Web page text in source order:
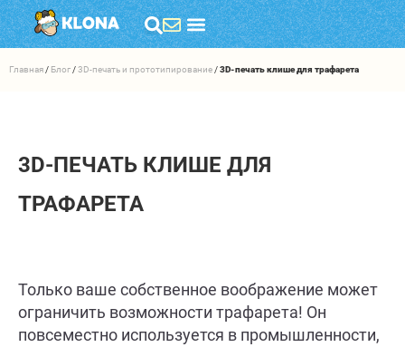
Главная / Блог /3D-печать и прототипирование /3D-печать клише для трафарета
3D-ПЕЧАТЬ КЛИШЕ ДЛЯ
ТРАФАРЕТА
Только ваше собственное воображение может
ограничить возможности трафарета! Он
повсеместно используется в промышленности,